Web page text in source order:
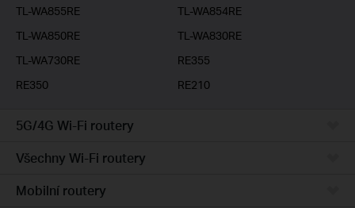
TL-WA855RE
TL-WA854RE
TL-WA850RE
TL-WA830RE
TL-WA730RE
RE355
RE350
RE210
5G/4G Wi-Fi routery
Všechny Wi-Fi routery
Mobilní routery